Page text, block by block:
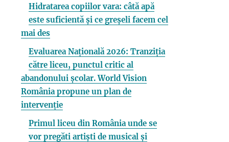
Hidratarea copiilor vara: câtă apă
este suficientă și ce greșeli facem cel
mai des
Evaluarea Națională 2026: Tranziția
către liceu, punctul critic al
abandonului școlar. World Vision
România propune un plan de
intervenție
Primul liceu din România unde se
vor pregăti artiști de musical și